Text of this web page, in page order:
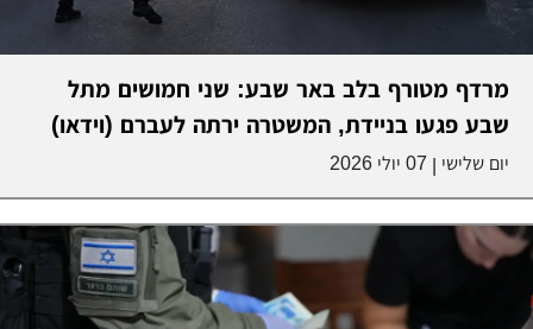
מרדף מטורף בלב באר שבע: שני חמושים מתל
שבע פגעו בניידת, המשטרה ירתה לעברם (וידאו)
יום שלישי 07 יולי 2026